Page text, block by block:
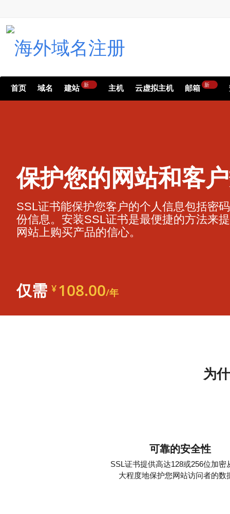
首页 域名 建站 新 主机 云虚拟主机 邮箱 新
保护您的网站和客
SSL证书能保护您客户的个人信息包括密
份信息。安装SSL证书是最便捷的方法来
网站上购买产品的信心。
仅需 ¥ 108.00/年
为
可靠的安全性
SSL证书提供高达128或256位加密
大程度地保护您网站访问者的数